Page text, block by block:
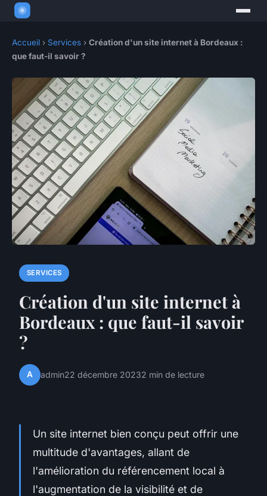
Accueil › Services › Création d'un site internet à Bordeaux :
que faut-il savoir ?
SERVICES
Création d'un site internet à
Bordeaux : que faut-il savoir
?
A admin22 décembre 20232 min de lecture
Un site internet bien conçu peut offrir une
multitude d'avantages, allant de
l'amélioration du référencement local à
l'augmentation de la visibilité et de